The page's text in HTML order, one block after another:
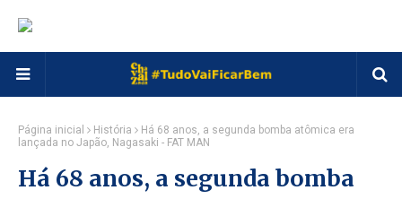
Página inicial História
Há 68 anos, a segunda bomba atômica era
lançada no Japão, Nagasaki - FAT MAN
Há 68 anos, a segunda bomba